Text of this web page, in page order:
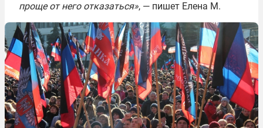
проще от него отказаться», — пишет Елена М.